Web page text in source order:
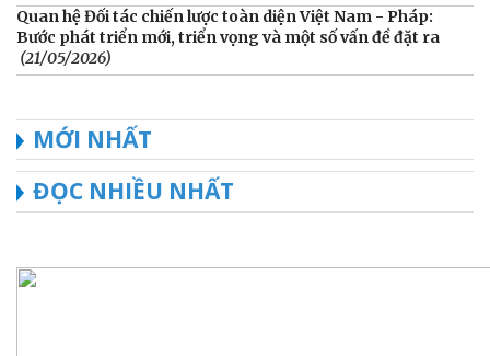
Quan hệ Đối tác chiến lược toàn diện Việt Nam - Pháp:
Bước phát triển mới, triển vọng và một số vấn đề đặt ra
(21/05/2026)
MỚI NHẤT
ĐỌC NHIỀU NHẤT